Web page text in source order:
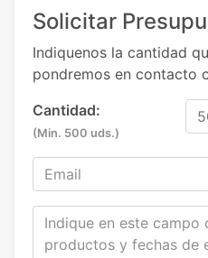
Solicitar
Indiquenos la cantidad
pondremos en contacto
Cantidad:
(Min. 500 uds.)